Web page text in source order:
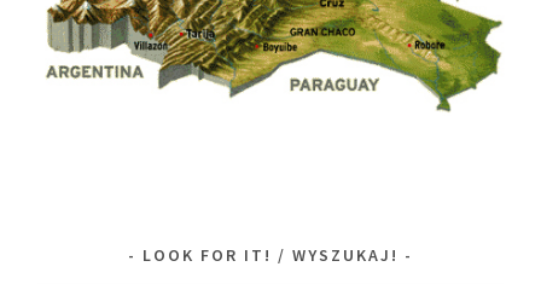
LOOK FOR IT! / WYSZUKAJ!